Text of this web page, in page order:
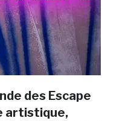
des Escape
artistique,